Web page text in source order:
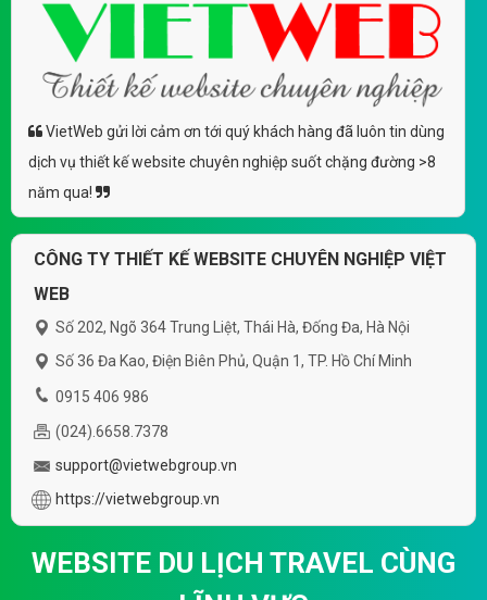
VietWeb gửi lời cảm ơn tới quý khách hàng đã luôn tin dùng
dịch vụ thiết kế website chuyên nghiệp suốt chặng đường >8
năm qua!
CÔNG TY THIẾT KẾ WEBSITE CHUYÊN NGHIỆP VIỆT
WEB
Số 202, Ngõ 364 Trung Liệt, Thái Hà, Đống Đa, Hà Nội
Số 36 Đa Kao, Điện Biên Phủ, Quận 1, TP. Hồ Chí Minh
0915 406 986
(024).6658.7378
support@vietwebgroup.vn
https://vietwebgroup.vn
WEBSITE DU LỊCH TRAVEL CÙNG